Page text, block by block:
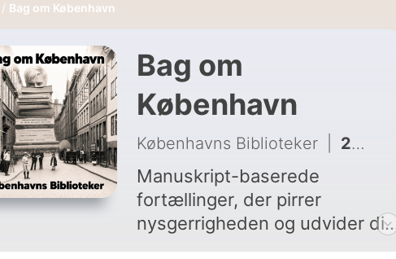
Bag om København
Bag om
København
Københavns Biblioteker 243 - Not so Wonderful Copenhagen - Mary Wollstonecraft
Manuskript-baserede
fortællinger, der pirrer
nysgerrigheden og udvider din